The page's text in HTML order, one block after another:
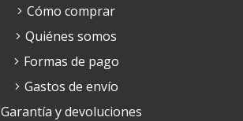
Cómo comprar
Quiénes somos
Formas de pago
Gastos de envío
Garantía y devoluciones